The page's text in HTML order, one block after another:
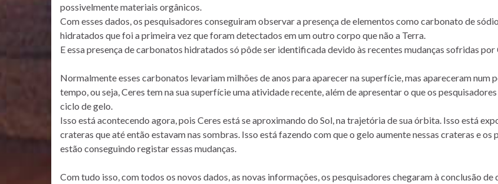
possivelmente materiais orgânicos.
Com esses dados, os pesquisadores conseguiram observar a presença de elementos como carbonato de
hidratados que foi a primeira vez que foram detectados em um outro corpo que não a Terra.
E essa presença de carbonatos hidratados só pôde ser identificada devido às recentes mudanças sofridas por
Normalmente esses carbonatos levariam milhões de anos para aparecer na superfície, mas apareceram num
tempo, ou seja, Ceres tem na sua superfície uma atividade recente, além de apresentar o que os
ciclo de gelo.
Isso está acontecendo agora, pois Ceres está se aproximando do Sol, na trajetória de sua órbita. Isso está
crateras que até então estavam nas sombras. Isso está fazendo com que o gelo aumente nessas crateras e os
estão conseguindo registar essas mudanças.
Com tudo isso, com todos os novos dados, as novas informações, os pesquisadores chegaram à conclusão de